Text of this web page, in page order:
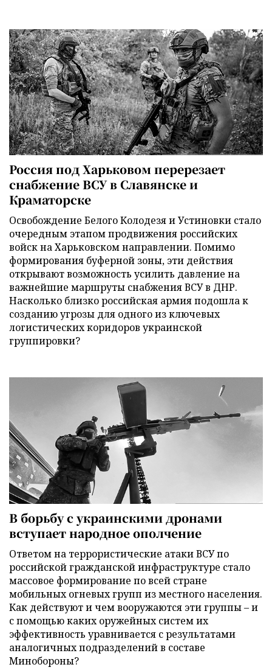
Россия под Харьковом перерезает
снабжение ВСУ в Славянске и
Краматорске
Освобождение Белого Колодезя и Устиновки стало
очередным этапом продвижения российских
войск на Харьковском направлении. Помимо
формирования буферной зоны, эти действия
открывают возможность усилить давление на
важнейшие маршруты снабжения ВСУ в ДНР.
Насколько близко российская армия подошла к
созданию угрозы для одного из ключевых
логистических коридоров украинской
группировки?
В борьбу с украинскими дронами
вступает народное ополчение
Ответом на террористические атаки ВСУ по
российской гражданской инфраструктуре стало
массовое формирование по всей стране
мобильных огневых групп из местного населения.
Как действуют и чем вооружаются эти группы – и
с помощью каких оружейных систем их
эффективность уравнивается с результатами
аналогичных подразделений в составе
Минобороны?